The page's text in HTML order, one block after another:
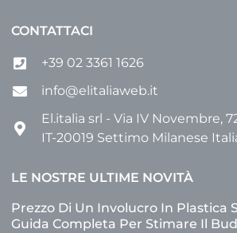
CONTATTACI
+39 02 3361 1626
info@elitaliaweb.it
El.italia srl - Via IV Novembre,
IT-20019 Settimo Milanese
LE NOSTRE ULTIME NOVITÀ
Prezzo Di Un Involucro In Plastica
Guida Completa Per Stimare Il